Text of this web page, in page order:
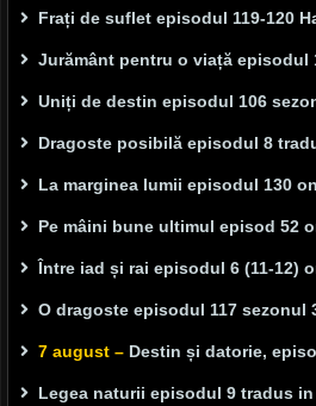
Frați de suflet episodul 119-120
Jurământ pentru o viață episodul
Uniți de destin episodul 106
Dragoste posibilă episodul 8
La marginea lumii episodul 130
Pe mâini bune ultimul episod 52
Între iad și rai episodul 6 (11-12)
O dragoste episodul 117 sezonul
7 august – Destin și datorie,
Legea naturii episodul 9 tradus in